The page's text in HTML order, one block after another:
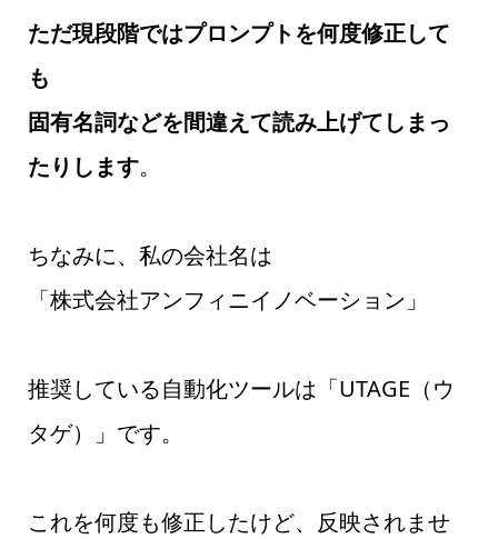
ただ現段階ではプロンプトを何度修正して
も
固有名詞などを間違えて読み上げてしまっ
たりします。
ちなみに、私の会社名は
「株式会社アンフィニイノベーション」
推奨している自動化ツールは「UTAGE（ウ
タゲ）」です。
これを何度も修正したけど、反映されませ